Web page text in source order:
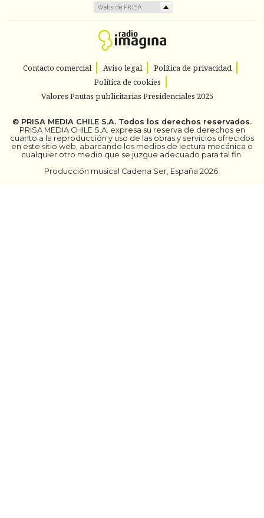
Contacto comercial Aviso legal
Política de privacidad
Política de cookies
Valores Pautas publicitarias Presidenciales 2025
© PRISA MEDIA CHILE S.A. Todos los derechos reservados.
PRISA MEDIA CHILE S.A. expresa su reserva de derechos en
cuanto a la reproducción y uso de las obras y servicios ofrecidos
en este sitio web, abarcando los medios de lectura mecánica o
cualquier otro medio que se juzgue adecuado para tal fin.
Producción musical Cadena Ser, España 2026.